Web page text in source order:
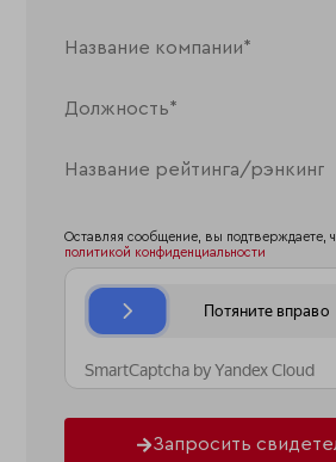
Оставляя сообщение, вы подтверждаете,
политикой конфиденциальности
Запросить